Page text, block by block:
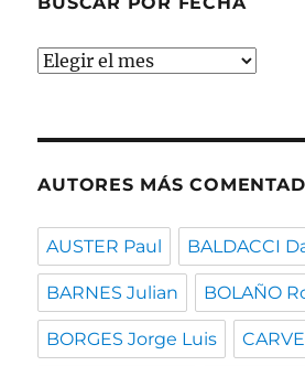
Buscar
AUTORES MÁS
AUSTER Paul BALDACCI
BARNES Julian BOLAÑO
BORGES Jorge Luis